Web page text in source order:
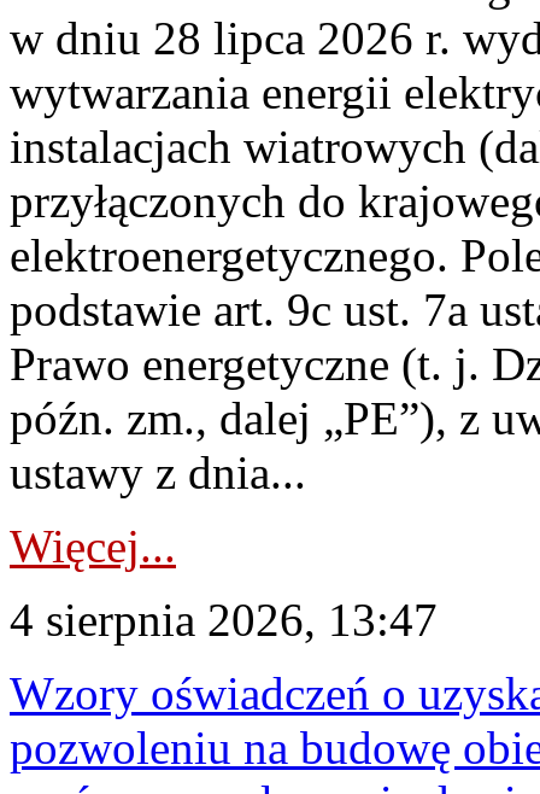
w dniu 28 lipca 2026 r.
wytwarzania energii
instalacjach wiatrowych
przyłączonych do
elektroenergetycznego.
podstawie art. 9c ust. 7a
Prawo energetyczne (t. j.
późn. zm., dalej „PE”), z
ustawy z dnia...
Więcej...
4 sierpnia 2026, 13:47
Wzory oświadczeń o
pozwoleniu na budowę